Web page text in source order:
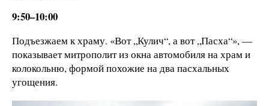
9:50–10:00
Подъезжаем к храму. «Вот „Кулич“, а вот „Пасха“», —
показывает митрополит из окна автомобиля на храм и
колокольню, формой похожие на два пасхальных
угощения.